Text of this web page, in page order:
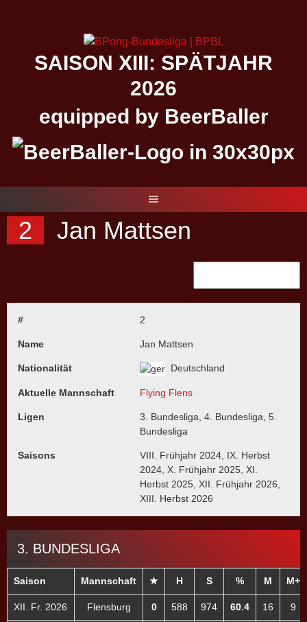
SAISON XIII: SPÄTJAHR
2026
equipped by BeerBaller
2 Jan Mattsen
# 2
Name Jan Mattsen
Nationalität Deutschland
Aktuelle Mannschaft Flying Flens
Ligen
3. Bundesliga, 4. Bundesliga, 5.
Bundesliga
Saisons
VIII. Frühjahr 2024, IX. Herbst
2024, X. Frühjahr 2025, XI.
Herbst 2025, XII. Frühjahr 2026,
XIII. Herbst 2026
3. BUNDESLIGA
Saison Mannschaft ★ H S % M M+
XII. Fr. 2026 Flensburg 0 588 974 60.4 16 9